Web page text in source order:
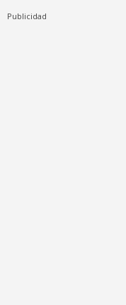
Publicidad